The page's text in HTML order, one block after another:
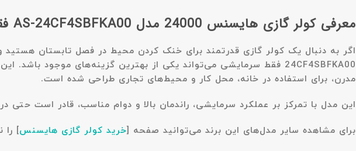
معرفی کولر گازی هایسنس 24000 مدل AS-24CF4SBFKA00 فقط سرمایشی
اگر به دنبال یک کولر گازی قدرتمند برای خنک کردن محیط در فصل تابستان هستید
24CF4SBFKA00 فقط سرمایشی
می‌تواند یکی از بهترین گزینه‌های موجود باشد.
مدرن، برای استفاده در خانه، محل کار و محیط‌های تجاری طراحی شده است.
این مدل با تمرکز بر عملکرد سرمایشی، راندمان بالا و دوام مناسب، قادر است
برای مشاهده سایر مدل‌های این برند می‌توانید صفحه [خرید کولر گازی هایسنس] را